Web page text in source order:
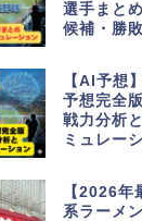
選手まと
候補・勝
【AI予想
予想完全
戦力分析
ミュレー
【2026年
系ラーメ